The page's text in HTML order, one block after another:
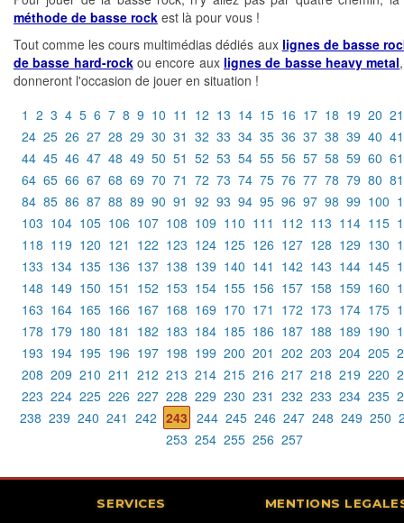
méthode de basse rock est là pour vous !
Tout comme les cours multimédias dédiés aux lignes de basse
de basse hard-rockou encore aux lignes de basse heavy metal
donneront l'occasion de jouer en situation !
1 2 3 4 5 6 7 8 9 10 11 12 13 14 15 16 17 18 19 20 21
24 25 26 27 28 29 30 31 32 33 34 35 36 37 38 39 40 41
44 45 46 47 48 49 50 51 52 53 54 55 56 57 58 59 60 61
64 65 66 67 68 69 70 71 72 73 74 75 76 77 78 79 80 81
84 85 86 87 88 89 90 91 92 93 94 95 96 97 98 99 100
103 104 105 106 107 108 109 110 111 112 113 114 115
118 119 120 121 122 123 124 125 126 127 128 129 130
133 134 135 136 137 138 139 140 141 142 143 144 145
148 149 150 151 152 153 154 155 156 157 158 159 160
163 164 165 166 167 168 169 170 171 172 173 174 175
178 179 180 181 182 183 184 185 186 187 188 189 190
193 194 195 196 197 198 199 200 201 202 203 204 205
208 209 210 211 212 213 214 215 216 217 218 219 220
223 224 225 226 227 228 229 230 231 232 233 234 235
238 239 240 241 242 243 244 245 246 247 248 249 250
253 254 255 256 257
SERVICES MENTIONS